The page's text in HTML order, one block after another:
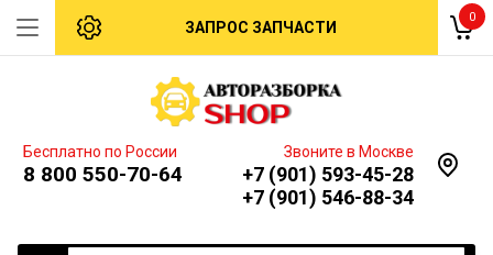
0
ЗАПРОС ЗАПЧАСТИ
Бесплатно по России
8 800 550-70-64
Звоните в Москве
+7 (901) 593-45-28
+7 (901) 546-88-34